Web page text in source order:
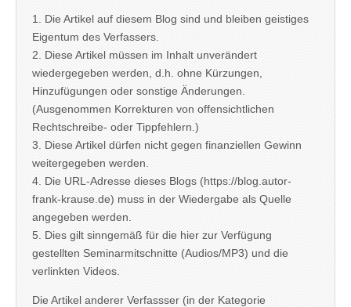
1. Die Artikel auf diesem Blog sind und bleiben geistiges
Eigentum des Verfassers.
2. Diese Artikel müssen im Inhalt unverändert
wiedergegeben werden, d.h. ohne Kürzungen,
Hinzufügungen oder sonstige Änderungen.
(Ausgenommen Korrekturen von offensichtlichen
Rechtschreibe- oder Tippfehlern.)
3. Diese Artikel dürfen nicht gegen finanziellen Gewinn
weitergegeben werden.
4. Die URL-Adresse dieses Blogs (https://blog.autor-
frank-krause.de) muss in der Wiedergabe als Quelle
angegeben werden.
5. Dies gilt sinngemäß für die hier zur Verfügung
gestellten Seminarmitschnitte (Audios/MP3) und die
verlinkten Videos.
Die Artikel anderer Verfassser (in der Kategorie